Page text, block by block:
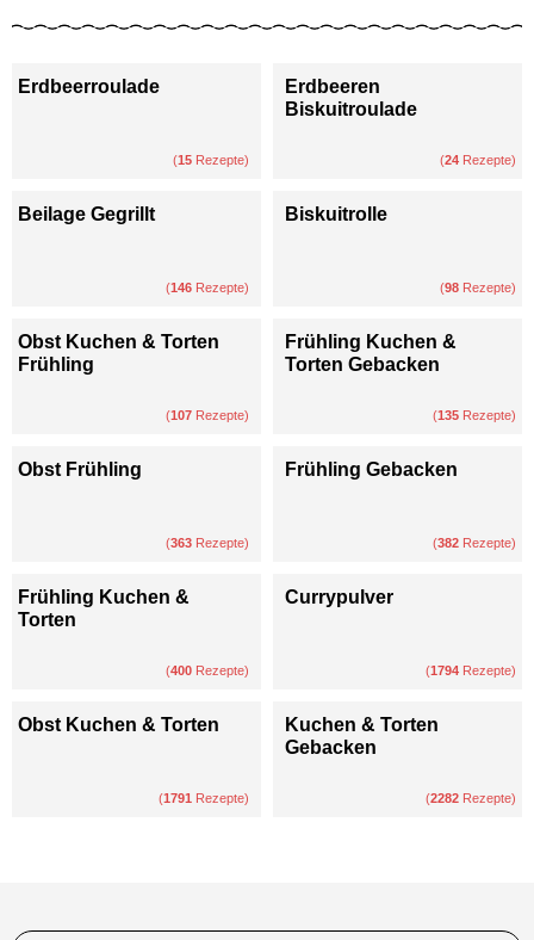
Erdbeerroulade
(15 Rezepte)
Erdbeeren
Biskuitroulade
(24 Rezepte)
Beilage Gegrillt
(146 Rezepte)
Biskuitrolle
(98 Rezepte)
Obst Kuchen & Torten
Frühling
(107 Rezepte)
Frühling Kuchen &
Torten Gebacken
(135 Rezepte)
Obst Frühling
(363 Rezepte)
Frühling Gebacken
(382 Rezepte)
Frühling Kuchen &
Torten
(400 Rezepte)
Currypulver
(1794 Rezepte)
Obst Kuchen & Torten
(1791 Rezepte)
Kuchen & Torten
Gebacken
(2282 Rezepte)